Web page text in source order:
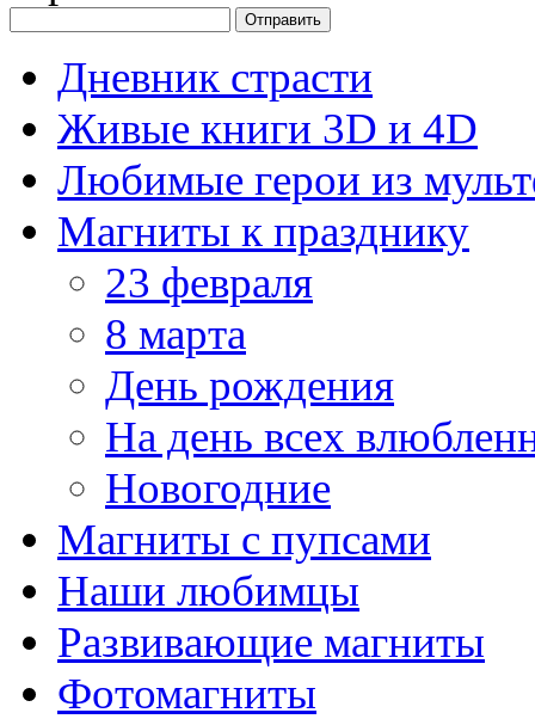
Дневник страсти
Живые книги 3D и 4D
Любимые герои из
Магниты к празднику
23 февраля
8 марта
День рождения
На день всех
Новогодние
Магниты с пупсами
Наши любимцы
Развивающие магниты
Фотомагниты